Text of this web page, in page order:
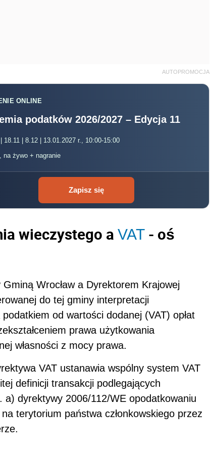
AUTOPROMOCJA
ONLINE
podatków 2026/2027 – Edycja 11
18.11 | 8.12 | 13.01.2027 r., 10:00-15:00
na żywo + nagranie
Zapisz się
wieczystego a VAT - oś
Wrocław a Dyrektorem Krajowej
do tej gminy interpretacji
od wartości dodanej (VAT) opłat
prawa użytkowania
własności z mocy prawa.
VAT ustanawia wspólny system VAT
definicji transakcji podlegających
dyrektywy 2006/112/WE opodatkowaniu
terytorium państwa członkowskiego przez